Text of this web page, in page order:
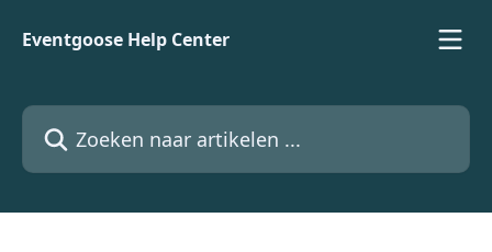
Eventgoose Help Center
Zoeken naar artikelen ...